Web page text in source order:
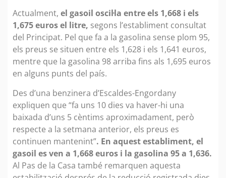
Actualment, el gasoil oscil·la entre els 1,668 i els
1,675 euros el litre, segons l’establiment consultat
del Principat. Pel que fa a la gasolina sense plom 95,
els preus se situen entre els 1,628 i els 1,641 euros,
mentre que la gasolina 98 arriba fins als 1,695 euros
en alguns punts del país.
Des d’una benzinera d’Escaldes-Engordany
expliquen que “fa uns 10 dies va haver-hi una
baixada d’uns 5 cèntims aproximadament, però
respecte a la setmana anterior, els preus es
continuen mantenint”. En aquest establiment, el
gasoil es ven a 1,668 euros i la gasolina 95 a 1,636.
Al Pas de la Casa també remarquen aquesta